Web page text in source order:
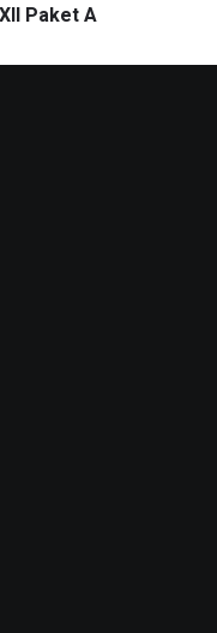
Paket A